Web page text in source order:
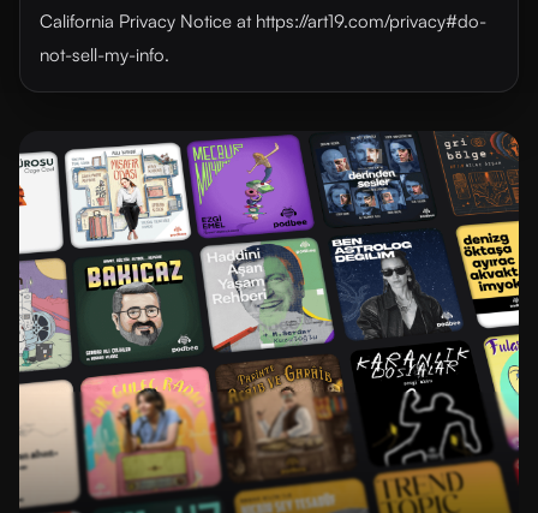
California Privacy Notice at https://art19.com/privacy#do-
not-sell-my-info.